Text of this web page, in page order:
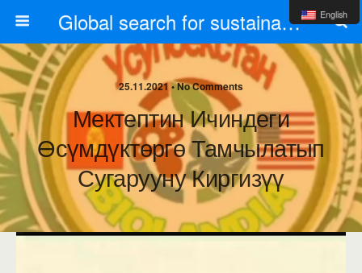
Global search for sustainable schools
25.11.2021 •No Comments
Мектептин Ичиндеги
Өсүмдүктөргө Тамчылатып
Сугарууну Киргизүү
English